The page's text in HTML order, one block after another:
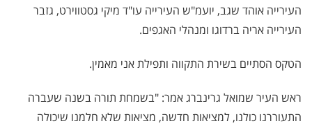
העירייה אוהד שגב, יועמ"ש העירייה עו"ד מיקי גסטווירט, גזבר
העירייה אריה ברדוגו ומנהלי האגפים.
הטקס הסתיים בשירת התקווה ותפילת אני מאמין.
ראש העיר שמואל גרינברג אמר: "בשמחת תורה בשנה שעברה
התעוררנו כולנו, למציאות חדשה, מציאות שלא חלמנו שיכולה